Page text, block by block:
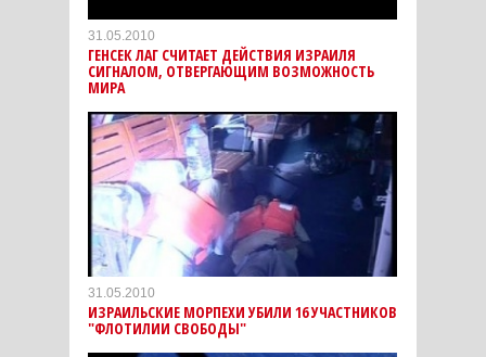
31.05.2010
ГЕНСЕК ЛАГ СЧИТАЕТ ДЕЙСТВИЯ ИЗРАИЛЯ
СИГНАЛОМ, ОТВЕРГАЮЩИМ ВОЗМОЖНОСТЬ
МИРА
31.05.2010
ИЗРАИЛЬСКИЕ МОРПЕХИ УБИЛИ 16 УЧАСТНИКОВ
"ФЛОТИЛИИ СВОБОДЫ"